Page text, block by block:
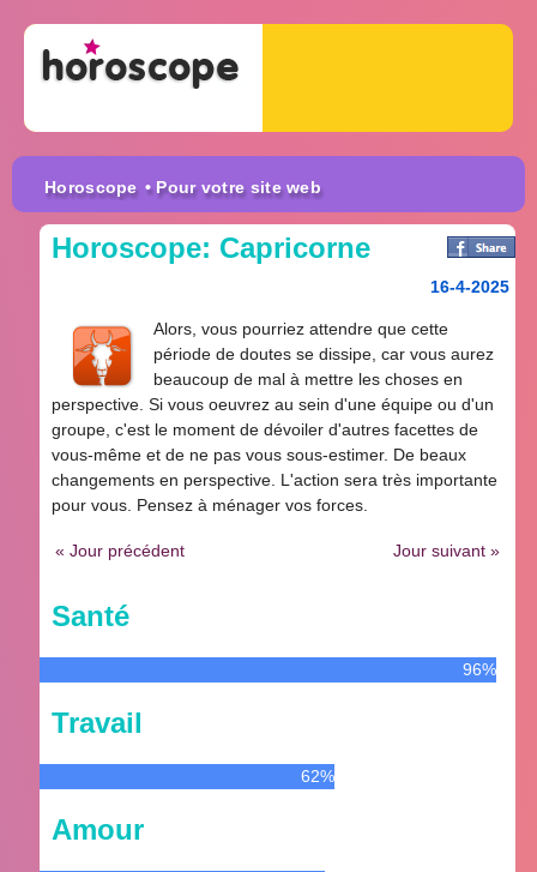
Horoscope • Pour votre site web
Horoscope: Capricorne
16-4-2025
Alors, vous pourriez attendre que cette
période de doutes se dissipe, car vous aurez
beaucoup de mal à mettre les choses en
perspective. Si vous oeuvrez au sein d'une équipe ou d'un
groupe, c'est le moment de dévoiler d'autres facettes de
vous-même et de ne pas vous sous-estimer. De beaux
changements en perspective. L'action sera très importante
pour vous. Pensez à ménager vos forces.
« Jour précédent Jour suivant »
Santé
96%
Travail
62%
Amour